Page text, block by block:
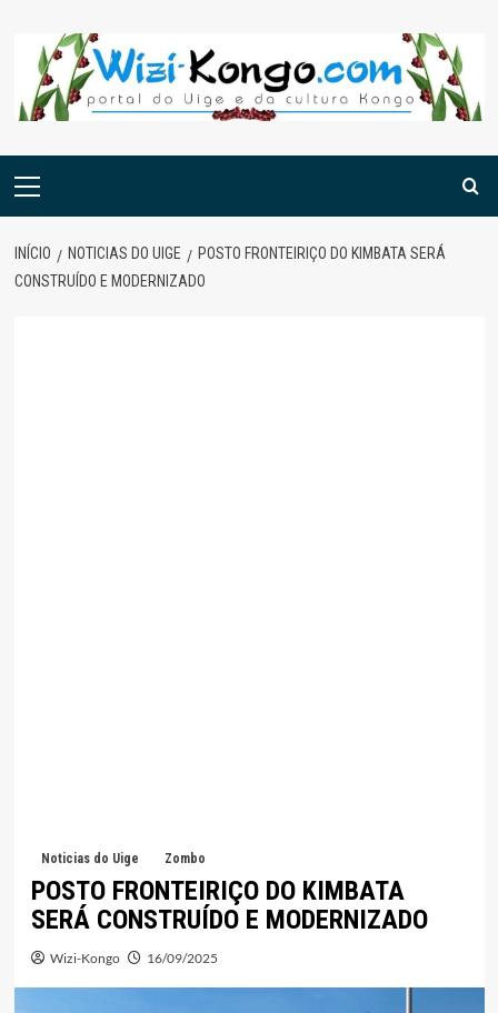
content
Menu
INÍCIO NOTICIAS DO UIGE
POSTO FRONTEIRIÇO DO KIMBATA SERÁ
CONSTRUÍDO E MODERNIZADO
Noticias do Uige Zombo
POSTO FRONTEIRIÇO DO KIMBATA
SERÁ CONSTRUÍDO E MODERNIZADO
Wizi-Kongo 16/09/2025